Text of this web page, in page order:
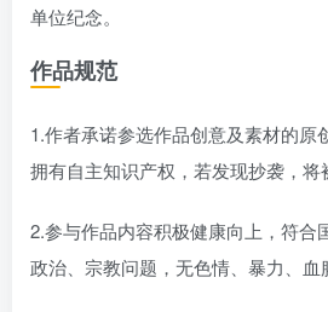
单位纪念。
作品规范
1.作者承诺参选作品创意及素材的原
拥有自主知识产权，若发现抄袭，将
2.参与作品内容积极健康向上，符合
政治、宗教问题，无色情、暴力、血